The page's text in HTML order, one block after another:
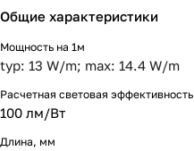
Общие характеристики
Мощность на 1м
typ: 13 W/m; max: 14.4 W/m
Расчетная световая эффективность
100 лм/Вт
Длина, мм